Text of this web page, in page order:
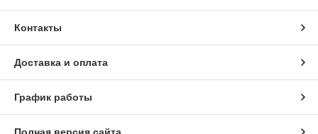
Контакты
Доставка и оплата
График работы